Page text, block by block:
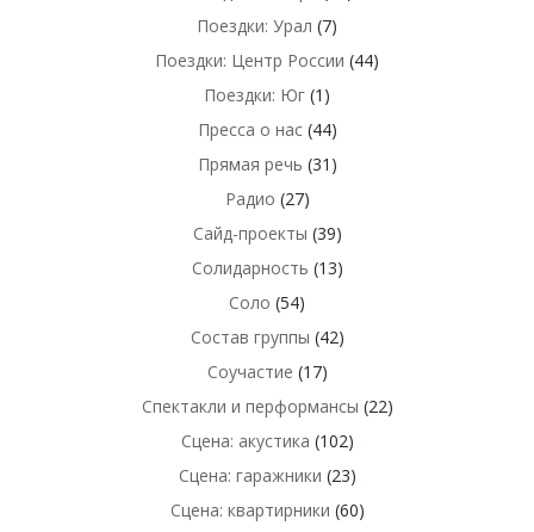
Поездки: Урал (7)
Поездки: Центр России (44)
Поездки: Юг (1)
Пресса о нас(44)
Прямая речь (31)
Радио (27)
Сайд-проекты (39)
Солидарность (13)
Соло (54)
Состав группы (42)
Соучастие (17)
Спектакли и перформансы (22)
Сцена: акустика (102)
Сцена: гаражники (23)
Сцена: квартирники (60)